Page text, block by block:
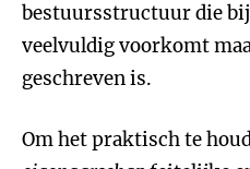
bestuursstructuur die
veelvuldig voorkomt
geschreven is.
Om het praktisch te